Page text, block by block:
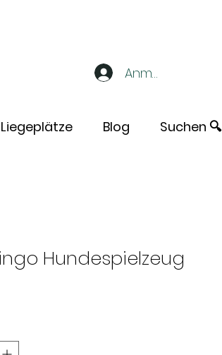
Anmelden
Liegeplätze Blog Suchen 🔍
Hundespielzeug